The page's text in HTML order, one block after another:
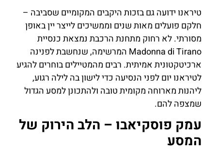
טיראנו ידועה גם בזכות היקבים המקומיים שסביבה –
חלקם פועלים מאות שנים וממשיכים לייצר יין באופן
מסורתי. לא רחוק מתחנת הרכבת נמצאת כנסיית
Madonna di Tirano המרשימה, שנחשבת לפנינה
ארכיטקטונית אמיתית. רבים מהמטיילים בוחרים להגיע
לטיראנו יום לפני הנסיעה כדי לישון בה לילה רגוע,
ליהנות מארוחה מקומית טובה ולהתכונן למסע הגדול
שמצפה להם.
עמק פוסקיאבו – הלב הירוק של
המסע